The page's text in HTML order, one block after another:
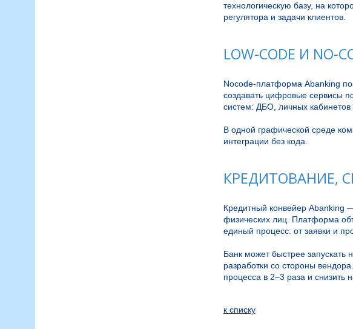
технологическую базу, на
регулятора и задачи клиентов.
LOW-CODE И
Nocode-платформа Abanking
создавать цифровые сервисы
систем: ДБО, личных кабинетов
В одной графической среде
интеграции без кода.
КРЕДИТОВАНИЕ,
Кредитный конвейер Abanking
физических лиц. Платформа
единый процесс: от заявки и
Банк может быстрее запускать
разработки со стороны
процесса в 2–3 раза и снизить
к спиcку